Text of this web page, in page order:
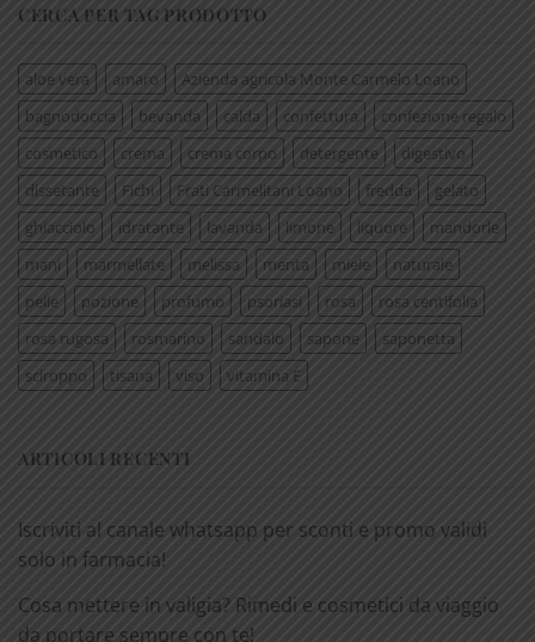
CERCA PER TAG PRODOTTO
aloe vera amaro
Azienda agricola Monte Carmelo Loano
bagnodoccia
bevanda calda confettura
confezione regalo
cosmetico
crema crema corpo detergente
digestivo
dissetante
Fichi Frati Carmelitani Loano fredda
gelato
ghiacciolo
idratante lavanda limone liquore
mandorle
mani
marmellate melissa menta miele
naturale
pelle
pozione profumo psoriasi rosa
rosa centifolia
rosa rugosa
rosmarino sandalo sapone
saponetta
sciroppo
tisana viso vitamina E
ARTICOLI RECENTI
Iscriviti al canale whatsapp per sconti e promo validi
solo in farmacia!
Cosa mettere in valigia? Rimedi e cosmetici da viaggio
da portare sempre con te!